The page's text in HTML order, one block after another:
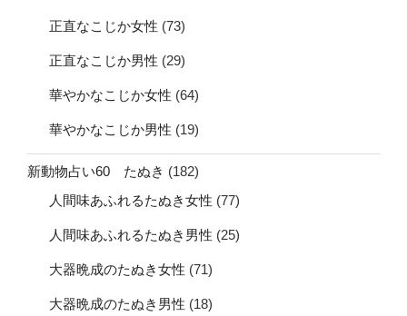
正直なこじか女性 (73)
正直なこじか男性 (29)
華やかなこじか女性 (64)
華やかなこじか男性 (19)
新動物占い60 たぬき (182)
人間味あふれるたぬき女性 (77)
人間味あふれるたぬき男性 (25)
大器晩成のたぬき女性 (71)
大器晩成のたぬき男性 (18)